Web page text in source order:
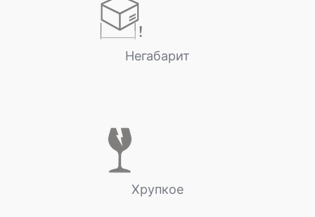
Негабарит
Хрупкое